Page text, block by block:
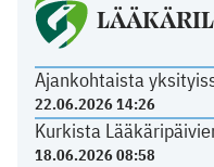
Ajankohtaista
22.06.2026 14:26
Kurkista
18.06.2026 08:58